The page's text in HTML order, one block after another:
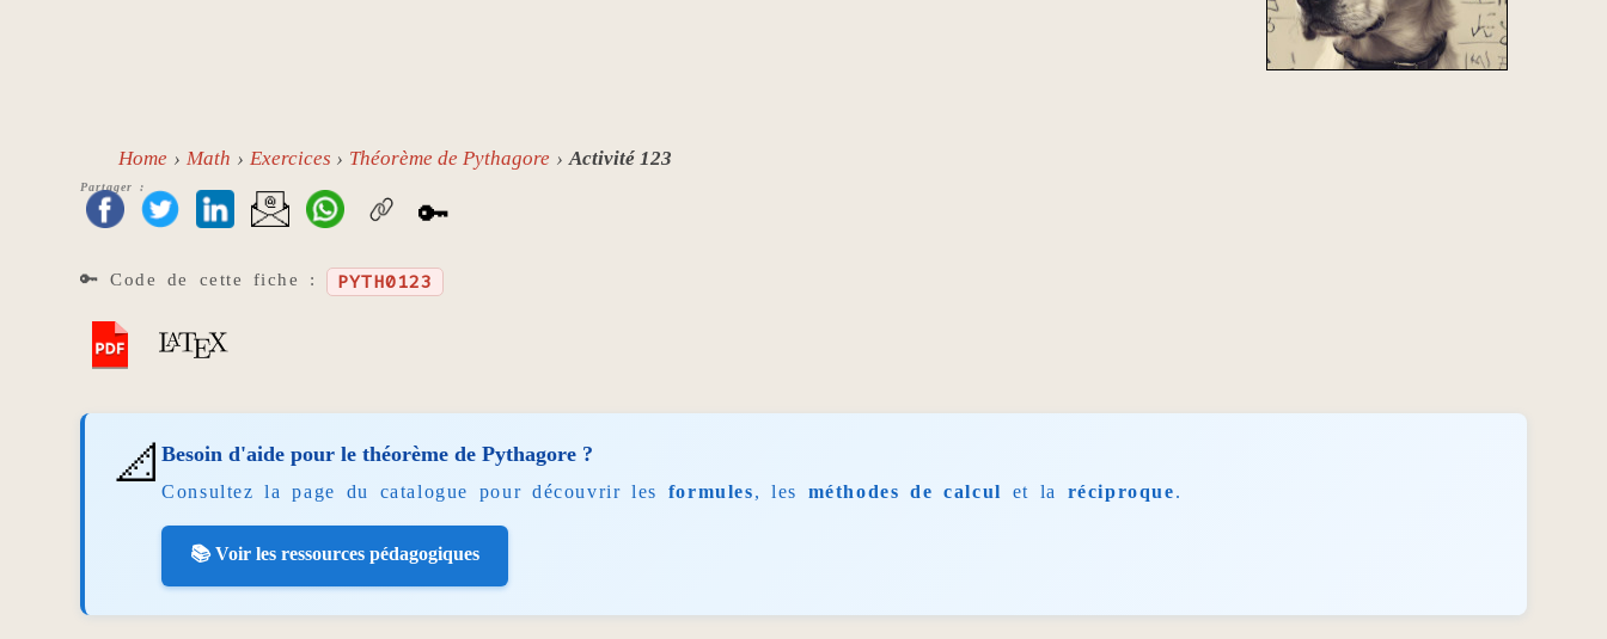
Home Math Exercices Théorème de Pythagore Activité 123
Partager :
🔑
🔑 Code de cette fiche : PYTH0123
📐Besoin d'aide pour le théorème de Pythagore ?
Consultez la page du catalogue pour découvrir les formules, les méthodes de calcul et la réciproque.
📚 Voir les ressources pédagogiques